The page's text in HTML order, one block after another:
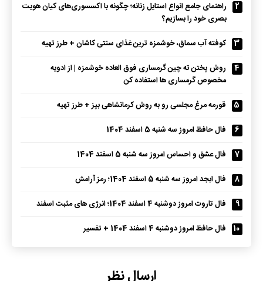
2
راهنمای جامع انواع استایل زنانه؛ چگونه با اکسسوری‌های کیان هویت
بصری خود را بسازیم؟
3
کوفته آب سماق، خوشمزه ترین غذای سنتی کاشان + طرز تهیه
4
روش پختن ته چین گرمساری فوق العاده خوشمزه | از ادویه
مخصوص گرمساری ها استفاده کن
5
قورمه مرغ مجلسی رو به روش کرمانشاهی بپز + طرز تهیه
6
فال حافظ امروز سه شنبه 5 اسفند 1404
7
فال عشق و احساس امروز سه شنبه 5 اسفند 1404
8
فال ابجد امروز سه شنبه 5 اسفند 1404؛ رمز آرامش
9
فال تاروت امروز دوشنبه 4 اسفند 1404؛ انرژی های مثبت اسفند
10
فال حافظ امروز دوشنبه 4 اسفند 1404 + تفسیر